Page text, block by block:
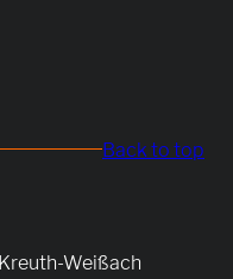
Back to top
Weißach